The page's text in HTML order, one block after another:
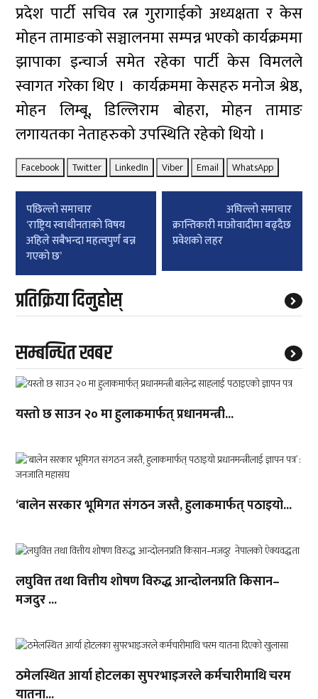
प्रदेश पार्टी सचिव रत्न गुरागाईकाे अध्यक्षता र केस
माेहन तामाङकाे सञ्चालनमा सम्पन्न भएकाे कार्यक्रममा
झापाका इन्चार्ज समेत रहेका पार्टी केस विमलले
स्वागत गरेका थिए । कार्यक्रममा केसहरु मनोज श्रेष्ठ,
मोहन लिम्बू, डिल्लिराम बोहरा, मोहन तामाङ
लगायतका नेताहरुको उपस्थिति रहेकाे थियाे ।
Facebook Twitter LinkedIn Viber Email WhatsApp
Post
navigation
पछिल्लाे समाचार
‘राष्ट्रिय स्वाधीनताकाे विषय
अहिले सबैभन्दा महत्वपुर्ण बन्न
गएकाे छ’
अघिल्लाे समाचार
क्रान्तिकारी माओवादीमा बढ्दैछ
प्रवेशकाे लहर
प्रतिक्रिया दिनुहोस्
सम्बन्धित खबर
यस्तो छ साउन २० मा हुलाकमार्फत् प्रधानमन्त्री...
‘बालेन सरकार भूमिगत संगठन जस्तै, हुलाकमार्फत् पठाइयो...
लघुवित्त तथा वित्तीय शोषण विरुद्ध आन्दोलनप्रति किसान–
मजदुर ...
ठमेलस्थित आर्या होटलका सुपरभाइजरले कर्मचारीमाथि चरम